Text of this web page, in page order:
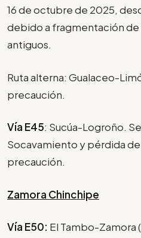
16 de octubre de 2025,
debido a fragmentación
antiguos.
Ruta alterna: Gualaceo-
precaución.
Vía E45: Sucúa-Logroño.
Socavamiento y pérdida de
precaución.
Zamora Chinchipe
Vía E50: El Tambo-Zamora